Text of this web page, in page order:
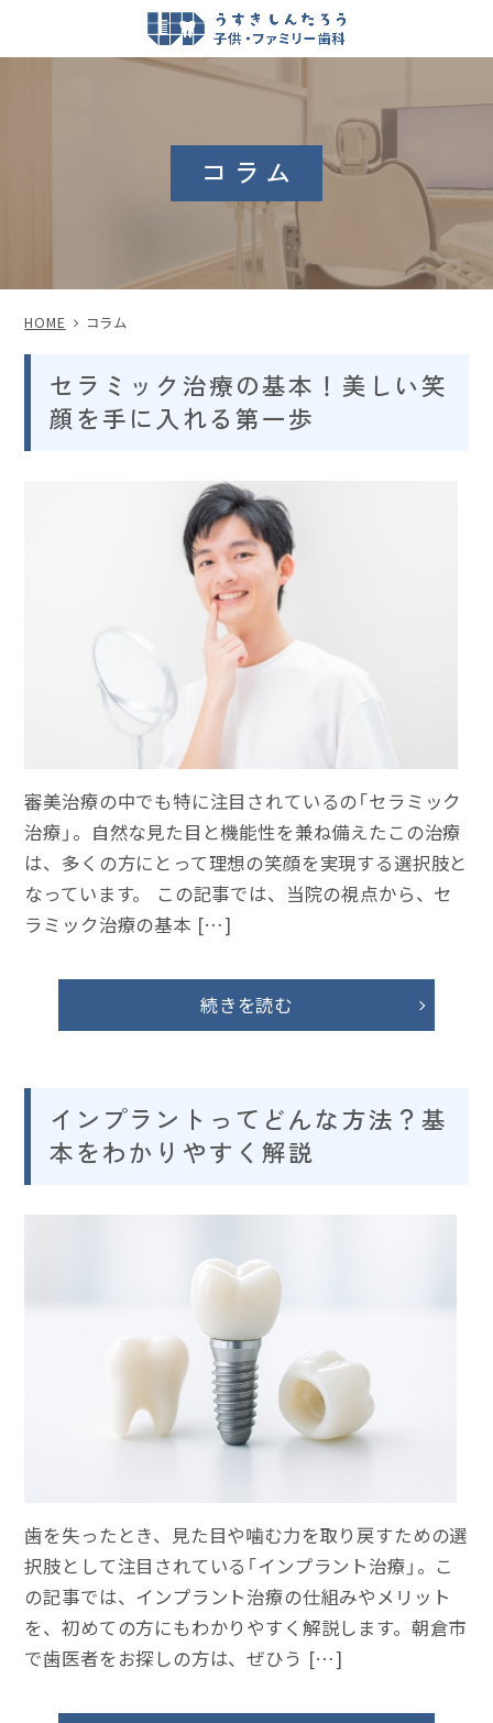
コラム
HOME コラム
セラミック治療の基本！美しい笑
顔を手に入れる第一歩
審美治療の中でも特に注目されているの「セラミック
治療」。自然な見た目と機能性を兼ね備えたこの治療
は、多くの方にとって理想の笑顔を実現する選択肢と
なっています。 この記事では、当院の視点から、セ
ラミック治療の基本 […]
続きを読む
インプラントってどんな方法？基
本をわかりやすく解説
歯を失ったとき、見た目や噛む力を取り戻すための選
択肢として注目されている「インプラント治療」。こ
の記事では、インプラント治療の仕組みやメリット
を、初めての方にもわかりやすく解説します。朝倉市
で歯医者をお探しの方は、ぜひう […]